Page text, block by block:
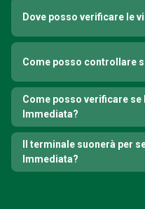
Dove posso verificare le
Come posso controllare
Come posso verificare se
Immediata?
Il terminale suonerà per
Immediata?